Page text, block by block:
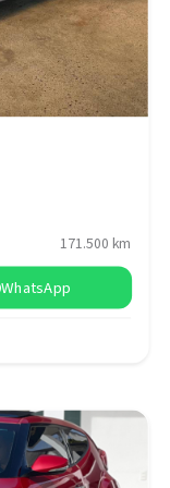
171.500 km
WhatsApp